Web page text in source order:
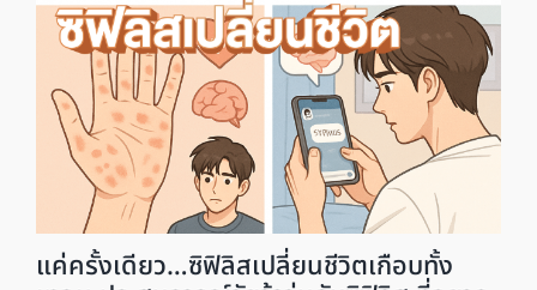
แค่ครั้งเดียว…ซิฟิลิสเปลี่ยนชีวิตเกือบทั้ง